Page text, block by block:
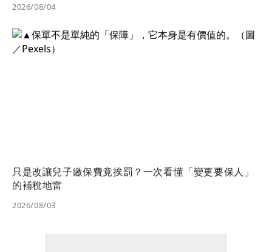
2026/08/04
只是改讓兒子繳保費竟挨罰？一次看懂「變更要保人」
的補稅地雷
2026/08/03